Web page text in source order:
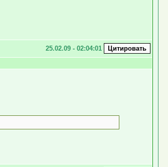
25.02.09 - 02:04:01